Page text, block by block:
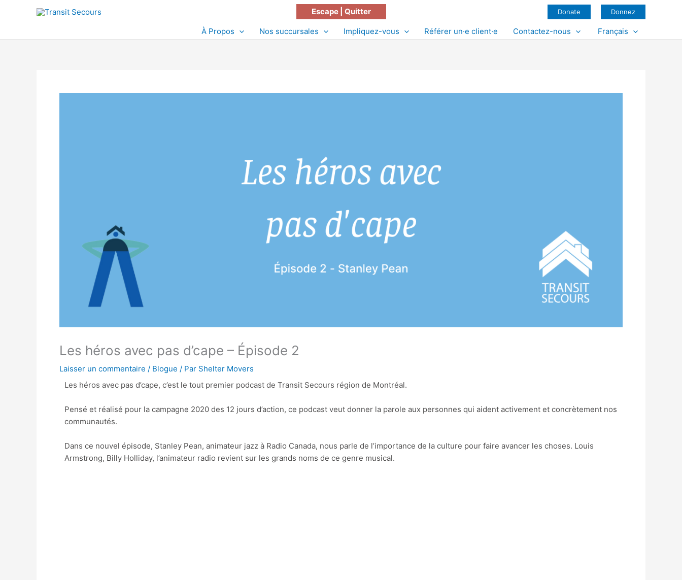
Escape | Quitter Donate Donnez
À Propos Nos succursales Impliquez-vous Référer un·e client·e Contactez-nous Français
Les héros avec pas d’cape – Épisode 2
Laisser un commentaire / Blogue / Par Shelter Movers
Les héros avec pas d’cape, c’est le tout premier podcast de Transit Secours région de Montréal.
Pensé et réalisé pour la campagne 2020 des 12 jours d’action, ce podcast veut donner la parole aux personnes qui aident activement et concrètement nos
communautés.
Dans ce nouvel épisode, Stanley Pean, animateur jazz à Radio Canada, nous parle de l’importance de la culture pour faire avancer les choses. Louis
Armstrong, Billy Holliday, l’animateur radio revient sur les grands noms de ce genre musical.